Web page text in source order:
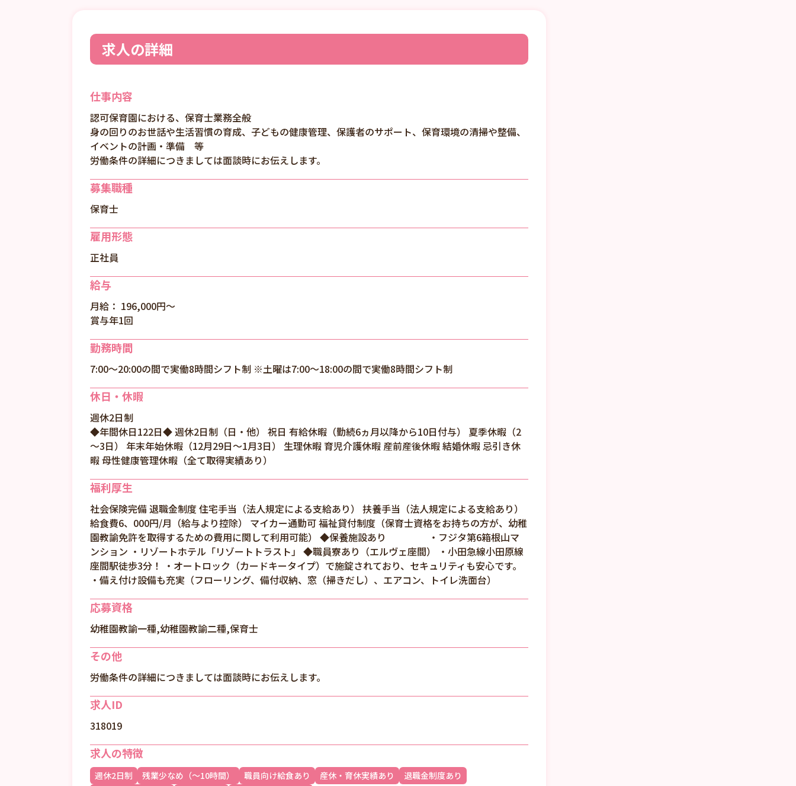
求人の詳細
仕事内容
認可保育園における、保育士業務全般
身の回りのお世話や生活習慣の育成、子どもの健康管理、保護者のサポート、保育環境の清掃や整備、
イベントの計画・準備 等
労働条件の詳細につきましては面談時にお伝えします。
募集職種
保育士
雇用形態
正社員
給与
月給： 196,000円〜
賞与年1回
勤務時間
7:00～20:00の間で実働8時間シフト制 ※土曜は7:00～18:00の間で実働8時間シフト制
休日・休暇
週休2日制
◆年間休日122日◆ 週休2日制（日・他） 祝日 有給休暇（勤続6ヵ月以降から10日付与） 夏季休暇（2
～3日） 年末年始休暇（12月29日～1月3日） 生理休暇 育児介護休暇 産前産後休暇 結婚休暇 忌引き休
暇 母性健康管理休暇（全て取得実績あり）
福利厚生
社会保険完備 退職金制度 住宅手当（法人規定による支給あり） 扶養手当（法人規定による支給あり）
給食費6、000円/月（給与より控除） マイカー通勤可 福祉貸付制度（保育士資格をお持ちの方が、幼稚
園教諭免許を取得するための費用に関して利用可能） ◆保養施設あり ・フジタ第6箱根山マ
ンション ・リゾートホテル「リゾートトラスト」 ◆職員寮あり（エルヴェ座間） ・小田急線小田原線
座間駅徒歩3分！ ・オートロック（カードキータイプ）で施錠されており、セキュリティも安心です。
・備え付け設備も充実（フローリング、備付収納、窓（掃きだし）、エアコン、トイレ洗面台）
応募資格
幼稚園教諭一種,幼稚園教諭二種,保育士
その他
労働条件の詳細につきましては面談時にお伝えします。
求人ID
318019
求人の特徴
週休2日制 残業少なめ（～10時間） 職員向け給食あり 産休・育休実績あり
退職金制度あり